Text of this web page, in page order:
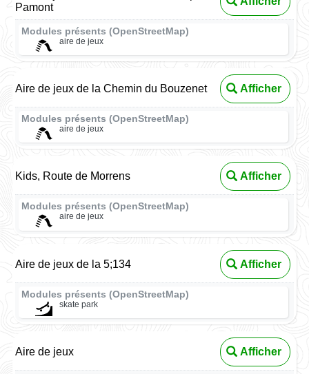
Pamont
Modules présents (OpenStreetMap)
aire de jeux
Aire de jeux de la Chemin du Bouzenet Afficher
Modules présents (OpenStreetMap)
aire de jeux
Kids, Route de Morrens Afficher
Modules présents (OpenStreetMap)
aire de jeux
Aire de jeux de la 5;134 Afficher
Modules présents (OpenStreetMap)
skate park
Aire de jeux Afficher